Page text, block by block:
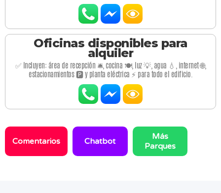
Oficinas disponibles para
alquiler
✅ Incluyen: área de recepción 🛎️, cocina 🍽️, luz 💡, agua 💧, internet 🌐,
estacionamientos 🅿️ y planta eléctrica ⚡ para todo el edificio.
Comentarios Chatbot
Más
Parques